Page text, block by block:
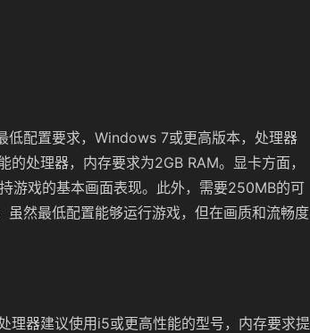
低配置要求，Windows 7或更高版本，处理器
处理器，内存要求为2GB RAM。显卡方面，
游戏的基本画面表现。此外，需要250MB的可
然最低配置能够运行游戏，但在画质和流畅度
器建议使用i5或更高性能的型号，内存要求提